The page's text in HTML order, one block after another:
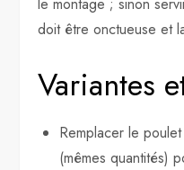
le montage ; sinon
doit être onctueuse et
Variantes
Remplacer le
(mêmes quantités)